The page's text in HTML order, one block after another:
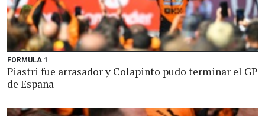
FORMULA 1
Piastri fue arrasador y Colapinto pudo terminar el GP
de España